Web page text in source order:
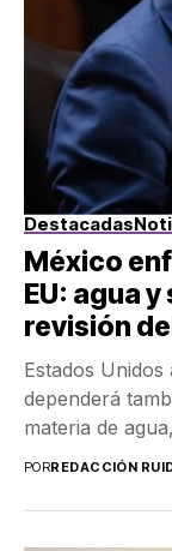
Destacadas
México
EU: agua
revisión
Estados
dependerá
materia de
PORREDACCIÓN